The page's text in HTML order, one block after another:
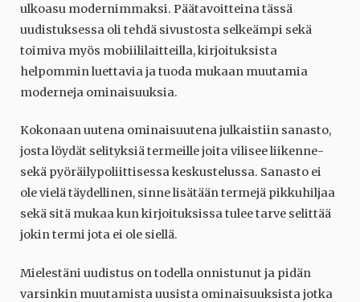
ulkoasu modernimmaksi. Päätavoitteina tässä
uudistuksessa oli tehdä sivustosta selkeämpi sekä
toimiva myös mobiililaitteilla, kirjoituksista
helpommin luettavia ja tuoda mukaan muutamia
moderneja ominaisuuksia.
Kokonaan uutena ominaisuutena julkaistiin sanasto,
josta löydät selityksiä termeille joita vilisee liikenne-
sekä pyöräilypoliittisessa keskustelussa. Sanasto ei
ole vielä täydellinen, sinne lisätään termejä pikkuhiljaa
sekä sitä mukaa kun kirjoituksissa tulee tarve selittää
jokin termi jota ei ole siellä.
Mielestäni uudistus on todella onnistunut ja pidän
varsinkin muutamista uusista ominaisuuksista jotka